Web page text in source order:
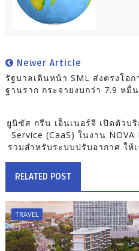
Newer Article
รัฐบาลเดินหน้า SML ส่งตรงโอ
ฐานราก กระจายงบกว่า 7.9 ห
ยูนิซัส กรีน เอ็นเนอร์จี เปิดตัวบ
Service (CaaS) ในงาน
รวมสำหรับระบบปรับอากาศ ให้
RELATED POST
TRAVEL